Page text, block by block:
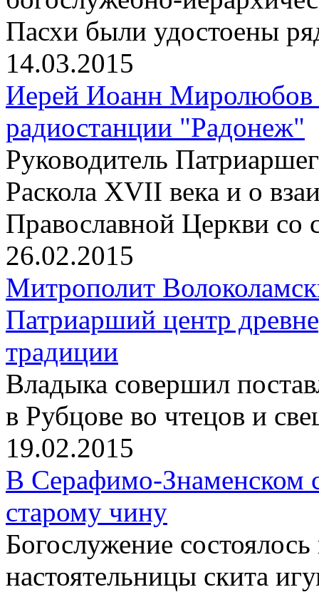
Пасхи были удостоены
14.03.2015
Иерей Иоанн Миролюбов
радиостанции "Радонеж"
Pуководитель
Раскола XVII века и о
Православной Церкви со
26.02.2015
Митрополит
Патриарший центр
традиции
Владыка совершил
в Рубцове во чтецов и
19.02.2015
В Серафимо-Знаменском
старому чину
Богослужение
настоятельницы скита